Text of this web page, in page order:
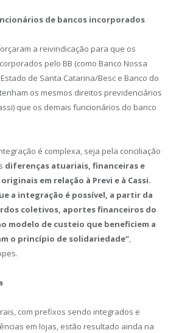
de bancos incorporados
a reivindicação para que os
pelo BB (como Banco Nossa
de Santa Catarina/Besc e Banco do
os mesmos direitos previdenciários
que os demais funcionários do banco
é complexa, seja pela conciliação
diferenças atuariais, financeiras e
em relação à Previ e à Cassi.
a integração é possível, a partir da
coletivos, aportes financeiros do
modelo de custeio que beneficiem a
o princípio de solidariedade”,
com prefixos sendo integrados e
em lojas, estão resultado ainda na